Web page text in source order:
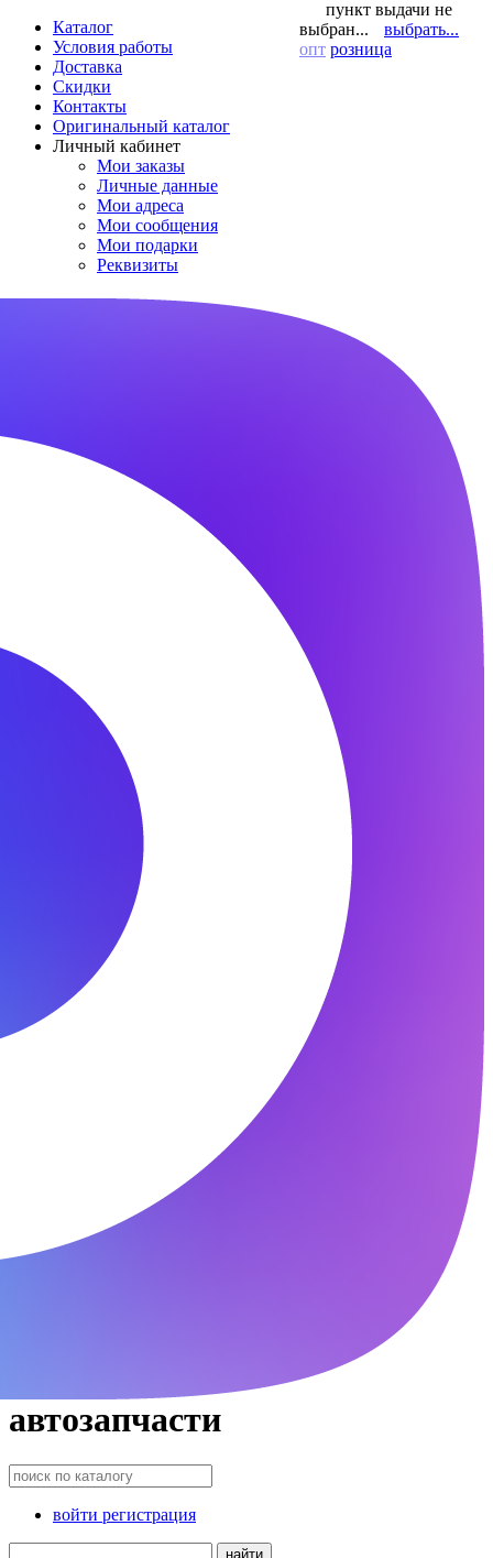
Каталог
Условия работы
Доставка
Скидки
Контакты
Оригинальный каталог
Личный кабинет
Мои заказы
Личные данные
Мои адреса
Мои сообщения
Мои подарки
Реквизиты
пункт выдачи не
выбран...
выбрать...
опт розница
автозапчасти
войти регистрация
найти